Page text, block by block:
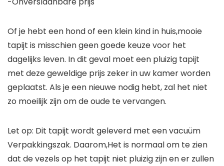
Of je hebt een hond of een klein kind in huis,mooie
tapijt is misschien geen goede keuze voor het
dagelijks leven. In dit geval moet een pluizig tapijt
met deze geweldige prijs zeker in uw kamer worden
geplaatst. Als je een nieuwe nodig hebt, zal het niet
zo moeilijk zijn om de oude te vervangen.
Let op: Dit tapijt wordt geleverd met een vacuüm
Verpakkingszak. Daarom,Het is normaal om te zien
dat de vezels op het tapijt niet pluizig zijn en er zullen